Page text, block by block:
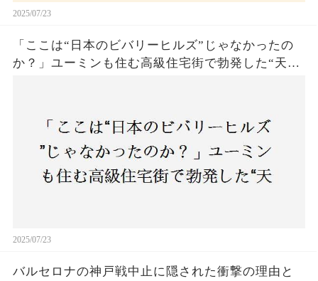
2025/07/23
「ここは“日本のビバリーヒルズ”じゃなかったの
か？」ユーミンも住む高級住宅街で勃発した“天井
2025/07/23
バルセロナの神戸戦中止に隠された衝撃の理由と